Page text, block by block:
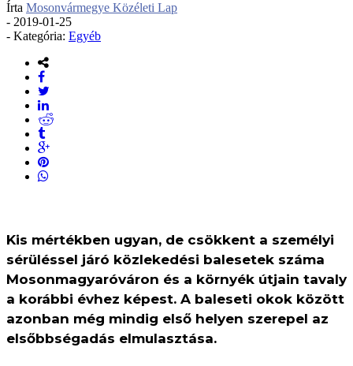
Írta Mosonvármegye Közéleti Lap
- 2019-01-25
- Kategória: Egyéb
Kis mértékben ugyan, de csökkent a személyi
sérüléssel járó közlekedési balesetek száma
Mosonmagyaróváron és a környék útjain tavaly
a korábbi évhez képest. A baleseti okok között
azonban még mindig első helyen szerepel az
elsőbbségadás elmulasztása.